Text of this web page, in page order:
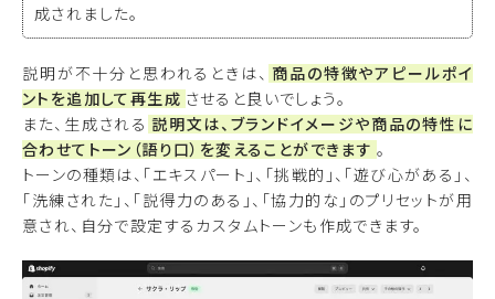
成されました。
説明が不十分と思われるときは、 商品の特徴やアピールポイ
ントを追加して再生成 させると良いでしょう。
また、生成される 説明文は、ブランドイメージや商品の特性に
合わせてトーン（語り口）を変えることができます 。
トーンの種類は、「エキスパート」、「挑戦的」、「遊び心がある」、
「洗練された」、「説得力のある」、「協力的な」のプリセットが用
意され、自分で設定するカスタムトーンも作成できます。